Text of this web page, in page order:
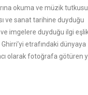
okuma ve müzik
ve sanat tarihine duyduğu
ve imgelere duyduğu ilgi
etrafındaki dünyaya
olarak fotoğrafa götüren